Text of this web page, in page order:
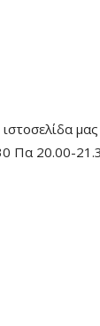
Πα 20.00-